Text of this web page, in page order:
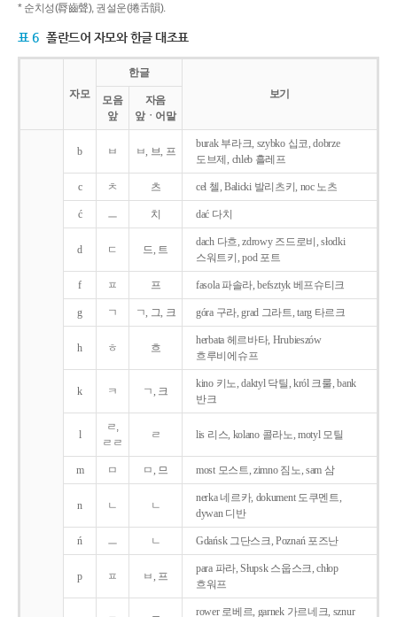
* 순치성(脣齒聲), 권설운(捲舌韻).
표 6 폴란드어 자모와 한글 대조표
자모
한글
보기
모음
앞
자음
앞ㆍ어말
b ㅂ ㅂ, 브, 프
burak 부라크, szybko 십코, dobrze
도브제, chleb 흘레프
c ㅊ 츠 cel 첼, Balicki 발리츠키, noc 노츠
ć ㅡ 치 dać 다치
d ㄷ 드, 트
dach 다흐, zdrowy 즈드로비, słodki
스워트키, pod 포트
f ㅍ 프 fasola 파솔라, befsztyk 베프슈티크
g ㄱ ㄱ, 그, 크 góra 구라, grad 그라트, targ 타르크
h ㅎ 흐
herbata 헤르바타, Hrubieszów
흐루비에슈프
k ㅋ ㄱ, 크
kino 키노, daktyl 닥틸, król 크룰, bank
반크
l
ㄹ,
ㄹㄹ
ㄹ lis 리스, kolano 콜라노, motyl 모틸
m ㅁ ㅁ, 므 most 모스트, zimno 짐노, sam 삼
n ㄴ ㄴ
nerka 네르카, dokument 도쿠멘트,
dywan 디반
ń ㅡ ㄴ Gdańsk 그단스크, Poznań 포즈난
p ㅍ ㅂ, 프
para 파라, Słupsk 스웁스크, chłop
흐워프
rower 로베르, garnek 가르네크, sznur